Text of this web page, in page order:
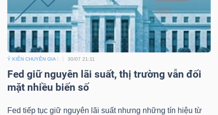
Ý KIẾN CHUYÊN GIA 30/07 21:11
Fed giữ nguyên lãi suất, thị trường vẫn đối
mặt nhiều biến số
Fed tiếp tục giữ nguyên lãi suất nhưng những tín hiệu từ